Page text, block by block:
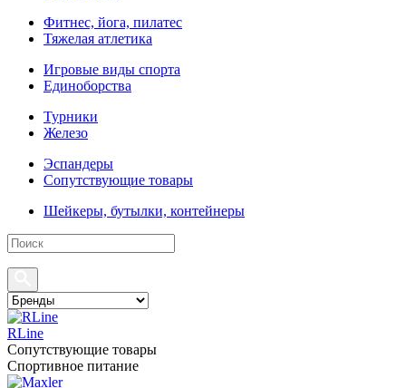
Фитнес, йога, пилатес
Тяжелая атлетика
Игровые виды спорта
Единоборства
Турники
Железо
Эспандеры
Сопутствующие товары
Шейкеры, бутылки, контейнеры
RLine
Сопутствующие товары
Спортивное питание